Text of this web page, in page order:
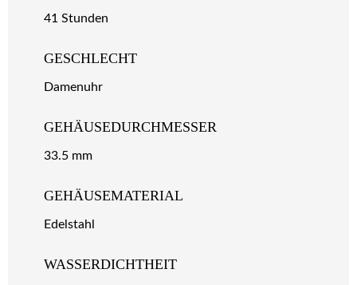
41 Stunden
GESCHLECHT
Damenuhr
GEHÄUSEDURCHMESSER
33.5 mm
GEHÄUSEMATERIAL
Edelstahl
WASSERDICHTHEIT